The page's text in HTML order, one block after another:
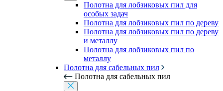
Полотна для лобзиковых пил для
особых задач
Полотна для лобзиковых пил по дереву
Полотна для лобзиковых пил по дереву
и металлу
Полотна для лобзиковых пил по
металлу
Полотна для сабельных пил
Полотна для сабельных пил